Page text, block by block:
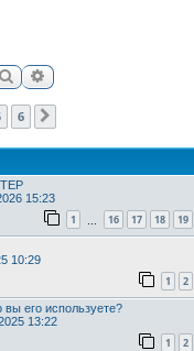
ПоискРасширенный поиск
6
15:23
1 16 17 18 19
10:29
1 2
его используете?
13:22
1 2